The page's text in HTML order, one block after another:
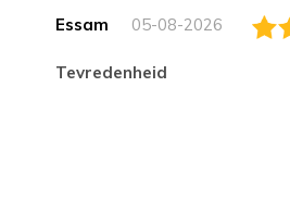
Essam 05-08-2026
tevredenheid